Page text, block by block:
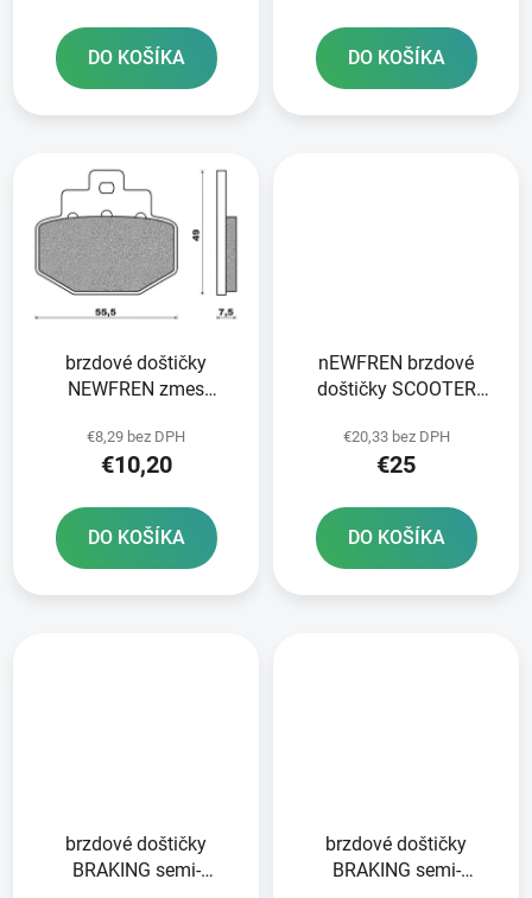
DO KOŠÍKA DO KOŠÍKA
brzdové doštičky
NEWFREN zmes
ORGANIC 2 ks v balení
€8,29 bez DPH
€10,20
DO KOŠÍKA
nEWFREN brzdové
doštičky SCOOTER
balení
€20,33 bez DPH
€25
DO KOŠÍKA
brzdové doštičky
BRAKING semi-
brzdové doštičky
BRAKING semi-